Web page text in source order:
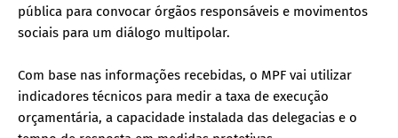
pública para convocar órgãos responsáveis e movimentos
sociais para um diálogo multipolar.
Com base nas informações recebidas, o MPF vai utilizar
indicadores técnicos para medir a taxa de execução
orçamentária, a capacidade instalada das delegacias e o